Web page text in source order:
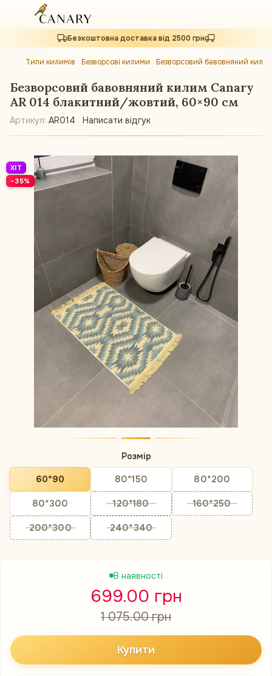
Безкоштовна доставка від 2500 грн
Типи килимів Безворсові килими Безворсовий бавовняний
Безворсовий бавовняний килим Canary
AR 014 блакитний/жовтий, 60×90 см
Артикул: AR014 Написати відгук
ХІТ
−35%
Розмір
60*90 80*150
80*200
80*300
120*180
160*250
200*300
240*340
В наявності
699.00 грн
1 075.00 грн
Купити